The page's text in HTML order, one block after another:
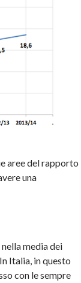
aree del rapporto
una
media dei
Italia, in questo
con le sempre